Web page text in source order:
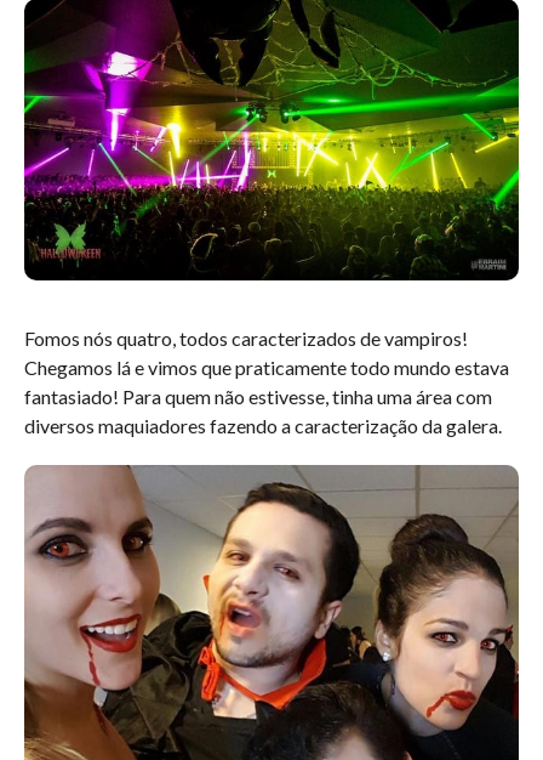
Fomos nós quatro, todos caracterizados de vampiros!
Chegamos lá e vimos que praticamente todo mundo estava
fantasiado! Para quem não estivesse, tinha uma área com
diversos maquiadores fazendo a caracterização da galera.